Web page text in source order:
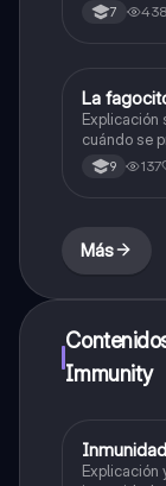
7 438
Biologia
La
Explicación
cuándo se
9 137
Más
Immunity
Biologia
Explicación